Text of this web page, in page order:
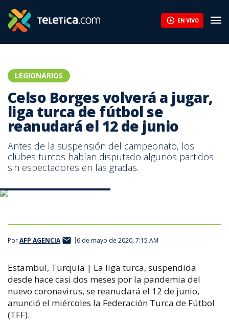
EN VIVO
LEGIONARIOS
Celso Borges volverá a jugar,
liga turca de fútbol se
reanudará el 12 de junio
Antes de la suspensión del campeonato, los
clubes turcos habían disputado algunos partidos
sin espectadores en las gradas.
PorAFP AGENCIA 6 de mayo de 2020, 7:15 AM
Estambul, Turquía | La liga turca, suspendida
desde hace casi dos meses por la pandemia del
nuevo coronavirus, se reanudará el 12 de junio,
anunció el miércoles la Federación Turca de Fútbol
(TFF).